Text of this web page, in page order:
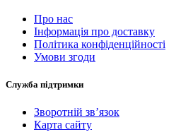
Про нас
Інформація про доставку
Політика конфіденційності
Умови згоди
Служба підтримки
Зворотній зв’язок
Карта сайту